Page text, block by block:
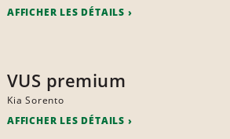
AFFICHER LES DÉTAILS
VUS premium
Kia Sorento
AFFICHER LES DÉTAILS